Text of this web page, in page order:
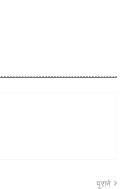
पुराने